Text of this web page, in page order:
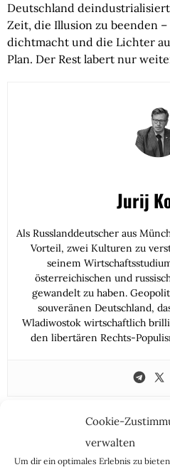
Cookie-
verwalten
Um dir ein optimales Erlebnis zu
Deutschland
Zeit, die Illusion zu beenden
dichtmacht und die Lichter
Plan. Der Rest labert nur
Jurij
Als Russlanddeutscher aus
Vorteil, zwei Kulturen zu
seinem
österreichischen und
gewandelt zu haben.
souveränen Deutschland,
Wladiwostok wirtschaftlich
den libertären Rechts-
Weitere Artikel des